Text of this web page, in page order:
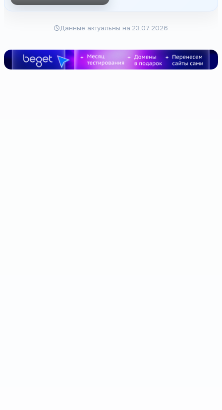
Данные актуальны на 23.07.2026